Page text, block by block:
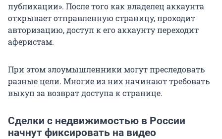
публикации». После того как владелец аккаунта
открывает отправленную страницу, проходит
авторизацию, доступ к его аккаунту переходит
аферистам.
При этом злоумышленники могут преследовать
разные цели. Многие из них начинают требовать
выкуп за возврат доступа к странице.
Сделки с недвижимостью в России
начнут фиксировать на видео